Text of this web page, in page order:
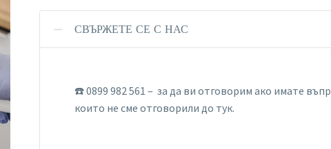
СВЪРЖЕТЕ СЕ С НАС
☎️ 0899 982 561 – за да ви отговорим ако имате
които не сме отговорили до тук.